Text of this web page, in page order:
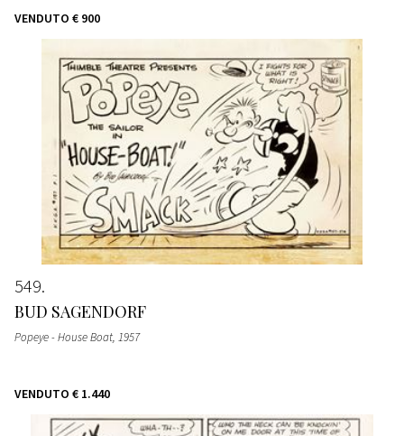
VENDUTO € 900
549
BUD SAGENDORF
Popeye - House Boat, 1957
VENDUTO € 1.440